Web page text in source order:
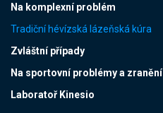
Na komplexní problém
Tradiční hévízská lázeňská kúra
Zvláštní případy
Na sportovní problémy a zranění
Laboratoř Kinesio